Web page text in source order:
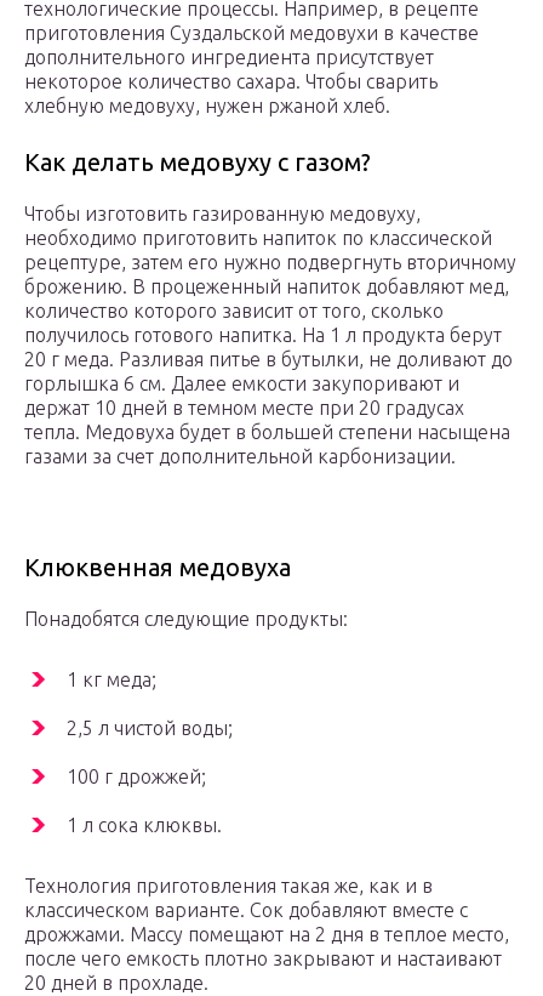
технологические процессы. Например, в рецепте
приготовления Суздальской медовухи в качестве
дополнительного ингредиента присутствует
некоторое количество сахара. Чтобы сварить
хлебную медовуху, нужен ржаной хлеб.
Как делать медовуху с газом?
Чтобы изготовить газированную медовуху,
необходимо приготовить напиток по классической
рецептуре, затем его нужно подвергнуть вторичному
брожению. В процеженный напиток добавляют мед,
количество которого зависит от того, сколько
получилось готового напитка. На 1 л продукта берут
20 г меда. Разливая питье в бутылки, не доливают до
горлышка 6 см. Далее емкости закупоривают и
держат 10 дней в темном месте при 20 градусах
тепла. Медовуха будет в большей степени насыщена
газами за счет дополнительной карбонизации.
Клюквенная медовуха
Понадобятся следующие продукты:
1 кг меда;
2,5 л чистой воды;
100 г дрожжей;
1 л сока клюквы.
Технология приготовления такая же, как и в
классическом варианте. Сок добавляют вместе с
дрожжами. Массу помещают на 2 дня в теплое место,
после чего емкость плотно закрывают и настаивают
20 дней в прохладе.